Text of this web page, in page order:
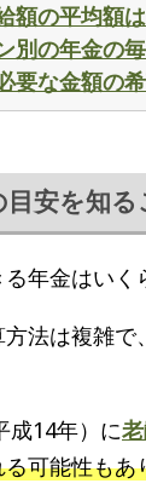
の平均額
の年金の
要な金額の
目安を知
年金はいく
方法は複雑
成14年）に
可能性もあ